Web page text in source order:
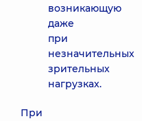
возникающую
даже
при
незначительных
зрительных
нагрузках.
При